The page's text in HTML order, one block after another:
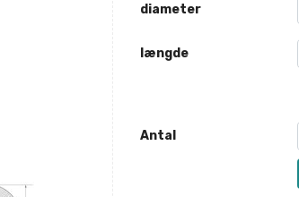
diameter
længde
Antal